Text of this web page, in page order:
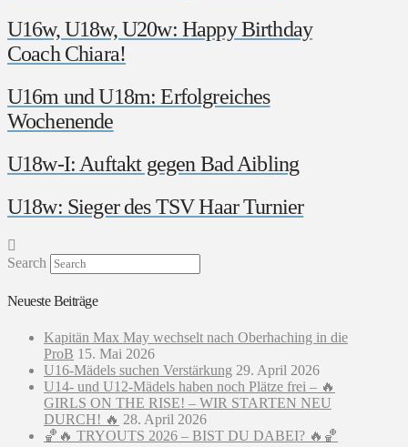
U16w, U18w, U20w: Happy Birthday
Coach Chiara!
U16m und U18m: Erfolgreiches
Wochenende
U18w-I: Auftakt gegen Bad Aibling
U18w: Sieger des TSV Haar Turnier
Search
Neueste Beiträge
Kapitän Max May wechselt nach Oberhaching in die
ProB 15. Mai 2026
U16-Mädels suchen Verstärkung 29. April 2026
U14- und U12-Mädels haben noch Plätze frei – 🔥
GIRLS ON THE RISE! – WIR STARTEN NEU
DURCH! 🔥 28. April 2026
🏀🔥 TRYOUTS 2026 – BIST DU DABEI? 🔥🏀